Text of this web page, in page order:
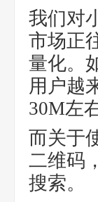
我们对
市场正
量化。
用户越
30M左
而关于
二维码
搜索。